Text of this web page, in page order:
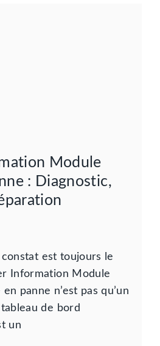
Module
: Diagnostic,
constat est toujours le
Information Module
panne n’est pas qu’un
de bord
un